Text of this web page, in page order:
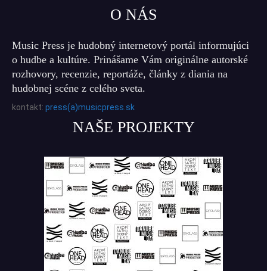
O NÁS
Music Press je hudobný internetový portál informujúci
o hudbe a kultúre. Prinášame Vám originálne autorské
rozhovory, recenzie, reportáže, články z diania na
hudobnej scéne z celého sveta.
kontakt: press(a)musicpress.sk
NAŠE PROJEKTY